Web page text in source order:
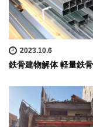
2023.10.6
鉄骨建物解体 軽量鉄骨